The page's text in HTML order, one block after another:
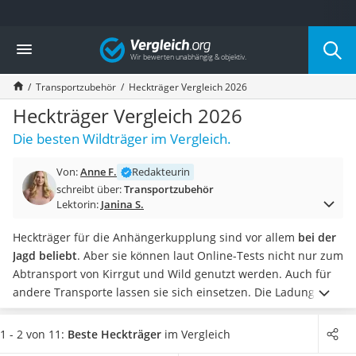
Die beliebtesten Vergleiche nach Kategorie
Auto & Motor
Fahrradträger-Anhängerkupplung (4 Fahrräder)
Fahrradträger
Fahrradträger (Anhängerkupplung)
Fahrradträger 3 Fahrräder
Benzinkanister (20 l)
Fahrradträger E-Bike
Benzinkanister
Wagenheber 3t
AGM-Batterie Wohnmobil
Thule-Fahrradträger
FM-Transmitter
Sommerreifen 205/55 R16
Autobatterie-Ladegerät
Vergleich
Transportzubehör Heckträger Vergleich 2026
Heckträger Vergleich 2026
Die besten Wildträger im Vergleich.
Von:Anne F.
Redakteurin
schreibt über:Transportzubehör
Lektorin: Janina S.
Heckträger für die Anhängerkupplung sind vor allem bei der
Jagd beliebt. Aber sie können laut Online-Tests nicht nur zum
Abtransport von Kirrgut und Wild genutzt werden. Auch für
andere Transporte lassen sie sich einsetzen. Die Ladung
kann mitSpanngurtenan den Körben gesichert werden.
Erhältlich sind Heckträger inverschiedenen Größen und
1 - 2 von 11: Beste Heckträger im Vergleich